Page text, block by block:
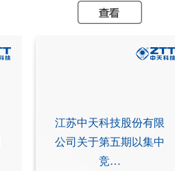
江苏中天科技股份有限
公司关于第五期以集中
竞…